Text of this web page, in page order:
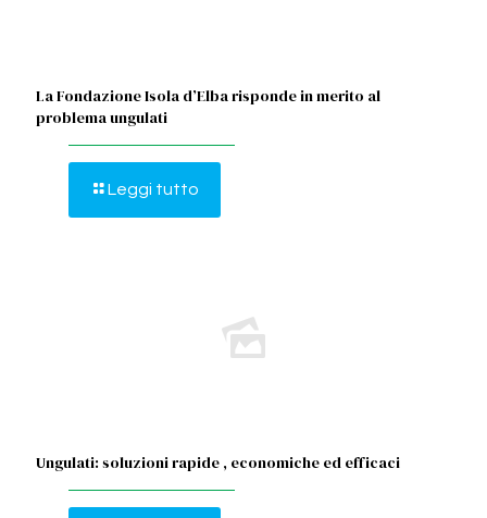
La Fondazione Isola d’Elba risponde in merito al
problema ungulati
Leggi tutto
Ungulati: soluzioni rapide , economiche ed efficaci